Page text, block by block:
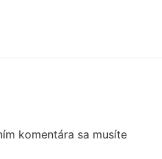
komentára sa musíte